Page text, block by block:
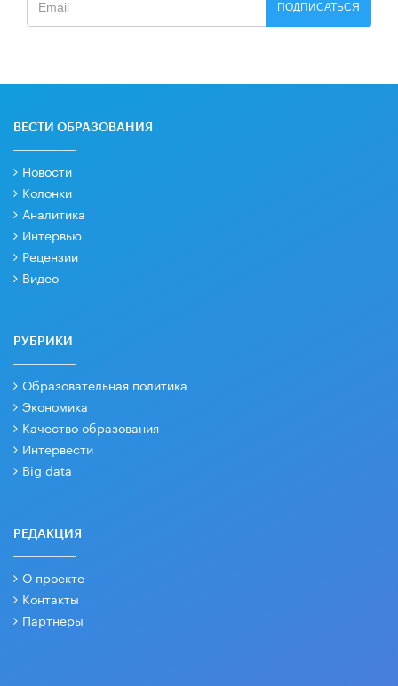
ПОДПИСАТЬСЯ
ВЕСТИ ОБРАЗОВАНИЯ
Новости
Колонки
Аналитика
Интервью
Рецензии
Видео
РУБРИКИ
Образовательная политика
Экономика
Качество образования
Интервести
Big data
РЕДАКЦИЯ
О проекте
Контакты
Партнеры